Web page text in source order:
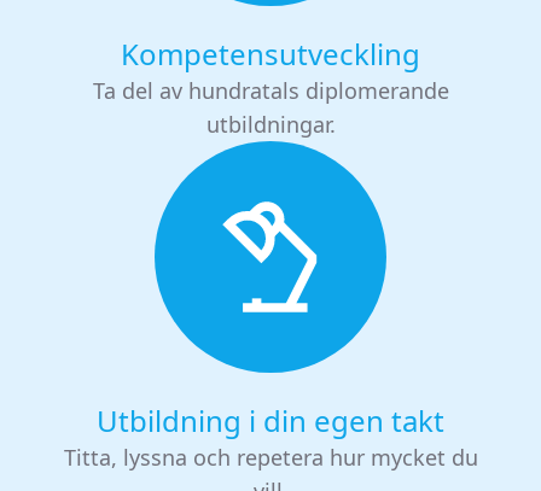
Kompetensutveckling
Ta del av hundratals diplomerande
utbildningar.
Utbildning i din egen takt
Titta, lyssna och repetera hur mycket du